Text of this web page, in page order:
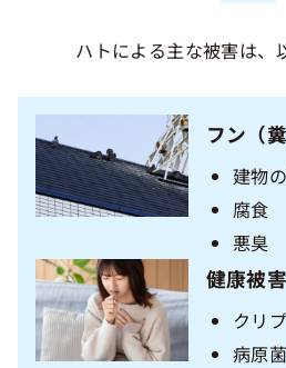
ハトによる主な被害は、
フン（
建物
腐食
悪臭
健康被害
クリ
病原